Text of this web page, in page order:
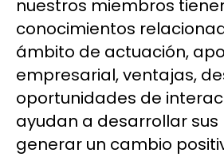
nuestros miembros
conocimientos
ámbito de actuación,
empresarial, ventajas,
oportunidades de
ayudan a desarrollar sus
generar un cambio